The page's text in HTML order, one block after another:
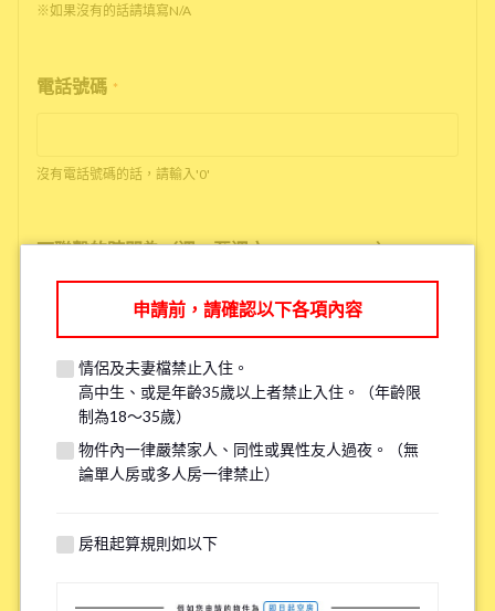
※如果沒有的話請填寫N/A
電話號碼 *
沒有電話號碼的話，請輸入'0'
可聯繫的時間為（週一至週六 10:00～17:00） *
※我們將安排約20分鐘的電話、LINE 或 Zoom 通話，以確認看房申請的
相關事宜。
抽菸 沒抽菸
申請前，請確認以下各項內容
情侶及夫妻檔禁止入住。
高中生、或是年齡35歲以上者禁止入住。（年齡限
制為18～35歲）
物件內一律嚴禁家人、同性或異性友人過夜。（無
論單人房或多人房一律禁止）
房租起算規則如以下